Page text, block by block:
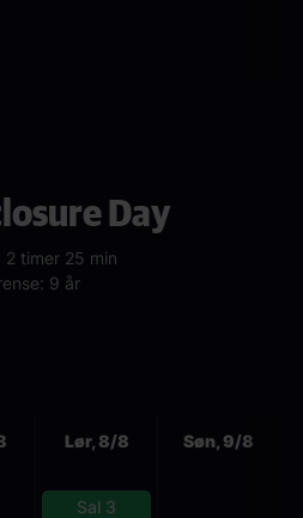
Day
2 timer 25 min
9 år
Lør, 8/8
Sal 3
Søn, 9/8